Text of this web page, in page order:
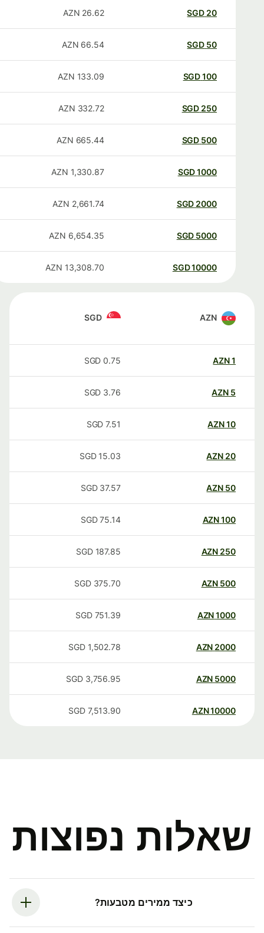
20
SGD
26.62
AZN
50
SGD
66.54
AZN
100
SGD
133.09
AZN
250
SGD
332.72
AZN
500
SGD
665.44
AZN
1000
SGD
1,330.87
AZN
2000
SGD
2,661.74
AZN
5000
SGD
6,654.35
AZN
10000
SGD
13,308.70
AZN
AZN
SGD
AZN
0.75
SGD
AZN
3.76
SGD
AZN
7.51
SGD
20
AZN
15.03
SGD
50
AZN
37.57
SGD
100
AZN
75.14
SGD
250
AZN
187.85
SGD
500
AZN
375.70
SGD
1000
AZN
751.39
SGD
2000
AZN
1,502.78
SGD
5000
AZN
3,756.95
SGD
10000
AZN
7,513.90
SGD
שאלות נפוצות
כיצד ממירים מטבעות?